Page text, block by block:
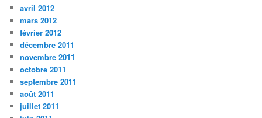
avril 2012
mars 2012
février 2012
décembre 2011
novembre 2011
octobre 2011
septembre 2011
août 2011
juillet 2011